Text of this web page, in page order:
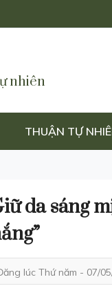
🌟
nhiên
THUẬN TỰ
da sáng
lúc Thứ năm - 07/